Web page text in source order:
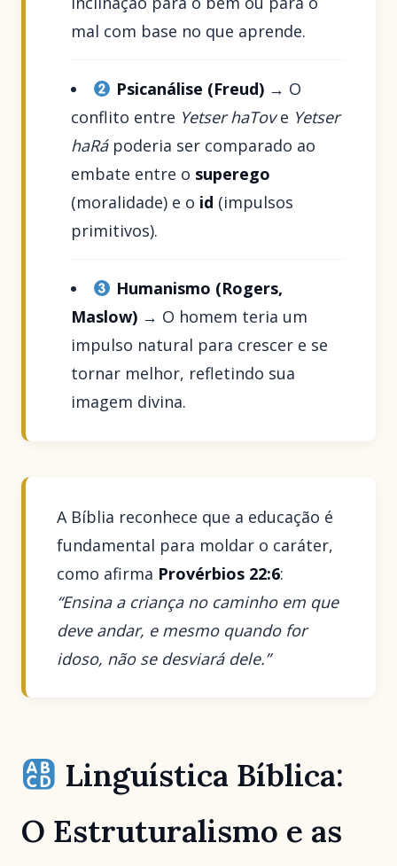
mal com base no que aprende.
Psicanálise (Freud)→ O
conflito entre Yetser haTove Yetser
haRápoderia ser comparado ao
embate entre o superego
(moralidade) e o id (impulsos
primitivos).
Humanismo (Rogers,
Maslow) → O homem teria um
impulso natural para crescer e se
tornar melhor, refletindo sua
imagem divina.
A Bíblia reconhece que a educação é
fundamental para moldar o caráter,
como afirma Provérbios 22:6:
“Ensina a criança no caminho em que
deve andar, e mesmo quando for
idoso, não se desviará dele.”
Linguística Bíblica:
O Estruturalismo e as